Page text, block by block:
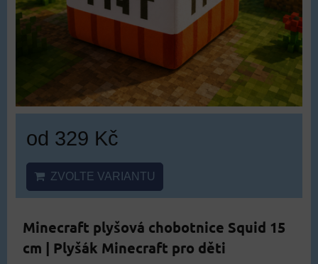
od 329 Kč
ZVOLTE VARIANTU
Minecraft plyšová chobotnice Squid 15
cm | Plyšák Minecraft pro děti